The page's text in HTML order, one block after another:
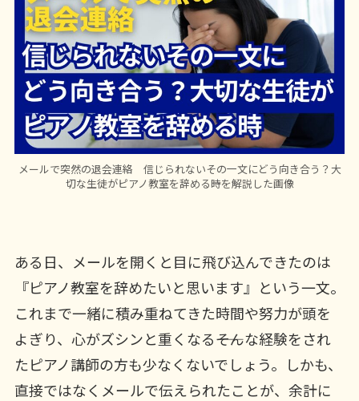
メールで突然の退会連絡 信じられないその一文にどう向き合う？大
切な生徒がピアノ教室を辞める時を解説した画像
ある日、メールを開くと目に飛び込んできたのは
『ピアノ教室を辞めたいと思います』という一文。
これまで一緒に積み重ねてきた時間や努力が頭を
よぎり、心がズシンと重くなる――そんな経験をされ
たピアノ講師の方も少なくないでしょう。しかも、
直接ではなくメールで伝えられたことが、余計に